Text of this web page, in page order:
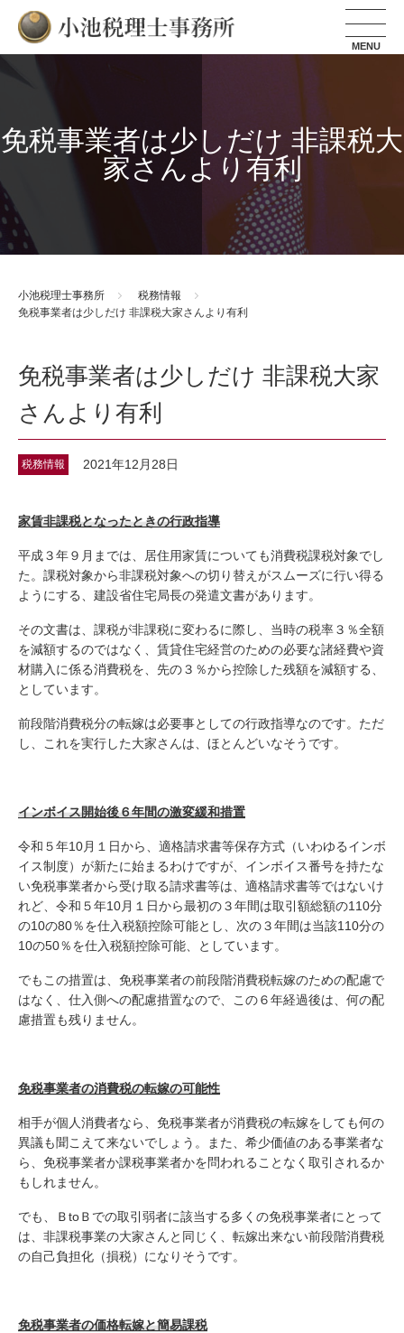
小池税理士事務所
免税事業者は少しだけ 非課税大
家さんより有利
小池税理士事務所
税務情報
免税事業者は少しだけ 非課税大家さんより有利
免税事業者は少しだけ 非課税大家
さんより有利
税務情報 2021年12月28日
家賃非課税となったときの行政指導
平成３年９月までは、居住用家賃についても消費税課税対象でし
た。課税対象から非課税対象への切り替えがスムーズに行い得る
ようにする、建設省住宅局長の発遣文書があります。
その文書は、課税が非課税に変わるに際し、当時の税率３％全額
を減額するのではなく、賃貸住宅経営のための必要な諸経費や資
材購入に係る消費税を、先の３％から控除した残額を減額する、
としています。
前段階消費税分の転嫁は必要事としての行政指導なのです。ただ
し、これを実行した大家さんは、ほとんどいなそうです。
インボイス開始後６年間の激変緩和措置
令和５年10月１日から、適格請求書等保存方式（いわゆるインボ
イス制度）が新たに始まるわけですが、インボイス番号を持たな
い免税事業者から受け取る請求書等は、適格請求書等ではないけ
れど、令和５年10月１日から最初の３年間は取引額総額の110分
の10の80％を仕入税額控除可能とし、次の３年間は当該110分の
10の50％を仕入税額控除可能、としています。
でもこの措置は、免税事業者の前段階消費税転嫁のための配慮で
はなく、仕入側への配慮措置なので、この６年経過後は、何の配
慮措置も残りません。
免税事業者の消費税の転嫁の可能性
相手が個人消費者なら、免税事業者が消費税の転嫁をしても何の
異議も聞こえて来ないでしょう。また、希少価値のある事業者な
ら、免税事業者か課税事業者かを問われることなく取引されるか
もしれません。
でも、ＢtoＢでの取引弱者に該当する多くの免税事業者にとって
は、非課税事業の大家さんと同じく、転嫁出来ない前段階消費税
の自己負担化（損税）になりそうです。
免税事業者の価格転嫁と簡易課税